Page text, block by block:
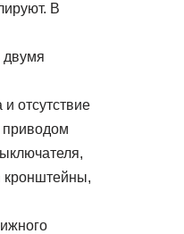
В
двумя
отсутствие
приводом
кронштейны,